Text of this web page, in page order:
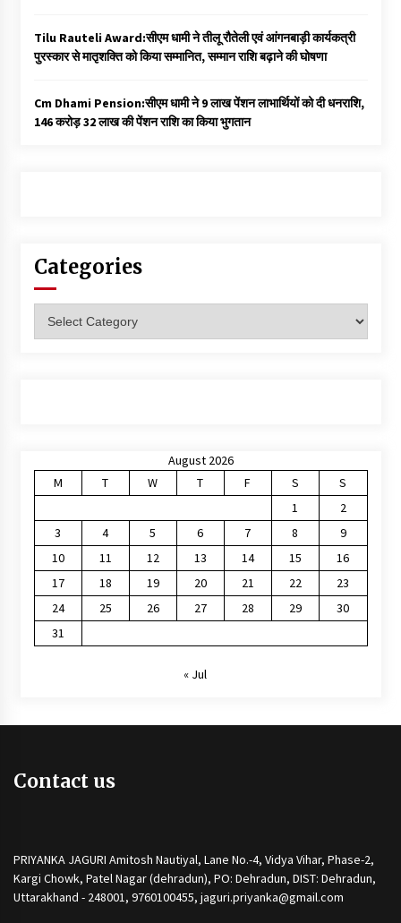
Tilu Rauteli Award:सीएम धामी ने तीलू रौतेली एवं आंगनबाड़ी कार्यकत्री
पुरस्कार से मातृशक्ति को किया सम्मानित, सम्मान राशि बढ़ाने की घोषणा
Cm Dhami Pension:सीएम धामी ने 9 लाख पेंशन लाभार्थियों को दी धनराशि, ₹
146 करोड़ 32 लाख की पेंशन राशि का किया भुगतान
Categories
August 2026
M
T W T F S
S
1
2
3
4 5 6 7 8
9
10
11 12 13 14 15
16
17
18 19 20 21 22
23
24
25 26 27 28 29
30
31
« Jul
Contact us
PRIYANKA JAGURI Amitosh Nautiyal, Lane No.-4, Vidya Vihar, Phase-2,
Kargi Chowk, Patel Nagar (dehradun), PO: Dehradun, DIST: Dehradun,
Uttarakhand - 248001, 9760100455, jaguri.priyanka@gmail.com